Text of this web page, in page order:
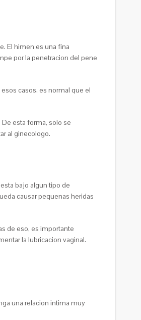
El himen es una fina
por la penetracion del pene
casos, es normal que el
esta forma, solo se
al ginecologo.
bajo algun tipo de
causar pequenas heridas
de eso, es importante
la lubricacion vaginal.
una relacion intima muy